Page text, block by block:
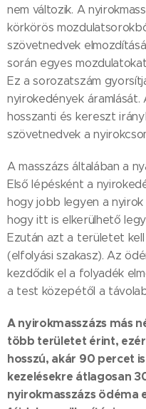
nem változik. A
körkörös
szövetnedvek
során egyes
Ez a sorozatszám
nyirokedények
hosszanti és kereszt
szövetnedvek a
A masszázs általában a
Első lépésként a
hogy jobb legyen a
hogy itt is elkerülhető
Ezután azt a területet kell
(elfolyási szakasz). Az
kezdődik el a folyadék
a test közepétől a
A nyirokmasszázs más
több területet érint,
hosszú, akár 90 percet
kezelésekre átlagosan
nyirokmasszázs ödéma